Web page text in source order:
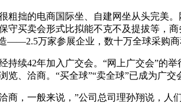
拙的电商国际坐、自建网坐从头完美。
守买卖会形式比拟能不克不及提拔等，
——2.5万家参展企业，数十万全球采购商
42年加入广交会。“网上广交会”的举
、洽商。“买全球”“卖全球”已成为广
，一般来说，”公司总司理孙翔说，人